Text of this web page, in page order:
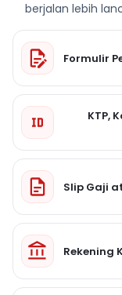
berjalan lebih
Formulir
KTP,
Slip Gaji
Rekening